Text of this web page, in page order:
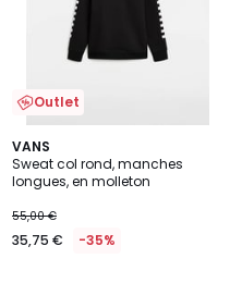
Outlet
VANS
Sweat col rond, manches
longues, en molleton
55,00 €
35,75 € -35%